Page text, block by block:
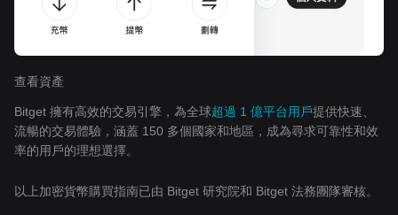
查看資產
Bitget 擁有高效的交易引擎，為全球超過 1 億平台用戶提供快速、
流暢的交易體驗，涵蓋 150 多個國家和地區，成為尋求可靠性和效
率的用戶的理想選擇。
以上加密貨幣購買指南已由 Bitget 研究院和 Bitget 法務團隊審核。